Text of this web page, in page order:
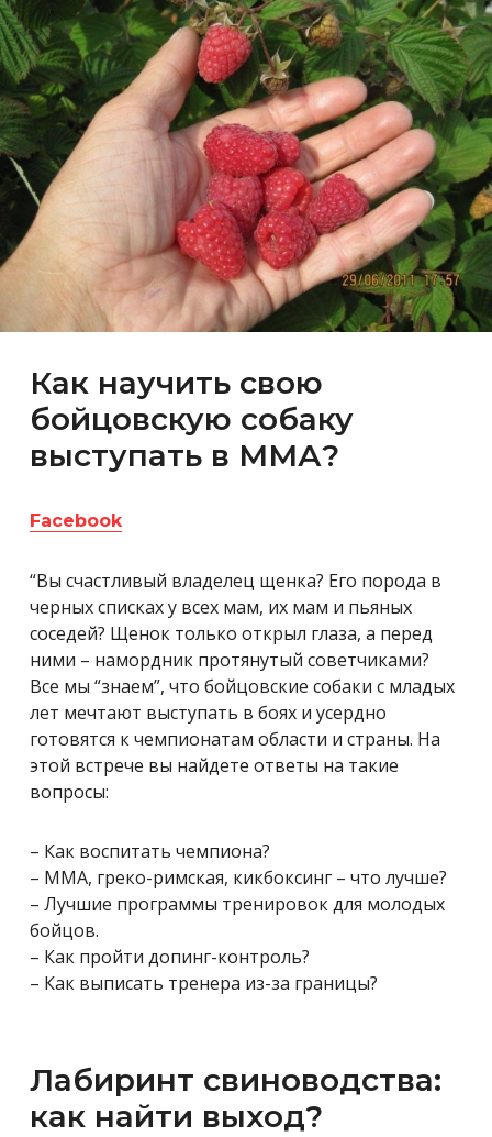
Как научить свою
бойцовскую собаку
выступать в ММА?
Facebook
“Вы счастливый владелец щенка? Его порода в
черных списках у всех мам, их мам и пьяных
соседей? Щенок только открыл глаза, а перед
ними – намордник протянутый советчиками?
Все мы “знаем”, что бойцовские собаки с младых
лет мечтают выступать в боях и усердно
готовятся к чемпионатам области и страны. На
этой встрече вы найдете ответы на такие
вопросы:
– Как воспитать чемпиона?
– ММА, греко-римская, кикбоксинг – что лучше?
– Лучшие программы тренировок для молодых
бойцов.
– Как пройти допинг-контроль?
– Как выписать тренера из-за границы?
Лабиринт свиноводства:
как найти выход?